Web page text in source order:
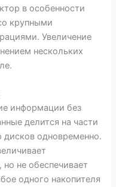
в особенности
крупными
Увеличение
нескольких
информации без
делится на части
дисков одновременно.
не обеспечивает
одного накопителя